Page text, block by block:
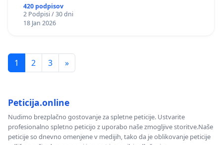
420 podpisov
2 Podpisi / 30 dni
18 Jan 2026
1 2 3 »
Peticija.online
Nudimo brezplačno gostovanje za spletne peticije. Ustvarite
profesionalno spletno peticijo z uporabo naše zmogljive storitve.Naše
peticije so dnevno omenjene v medijih, tako da je oblikovanje peticije